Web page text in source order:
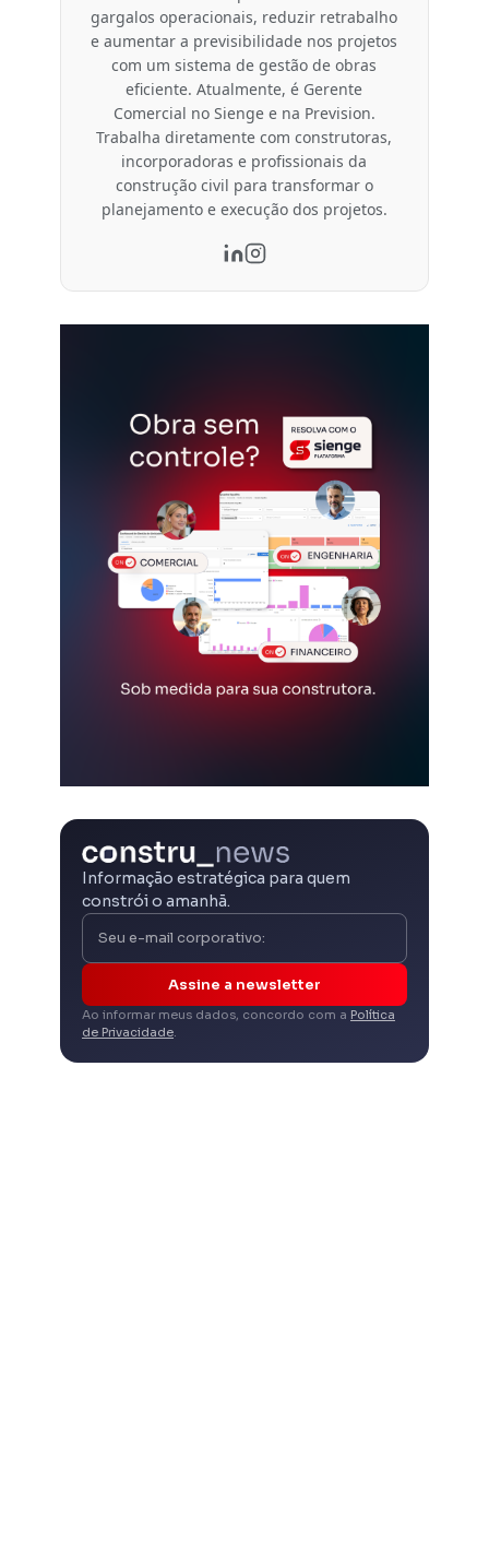
gargalos operacionais, reduzir retrabalho
e aumentar a previsibilidade nos projetos
com um sistema de gestão de obras
eficiente. Atualmente, é Gerente
Comercial no Sienge e na Prevision.
Trabalha diretamente com construtoras,
incorporadoras e profissionais da
construção civil para transformar o
planejamento e execução dos projetos.
Informação estratégica para quem
constrói o amanhã.
Assine a newsletter
Ao informar meus dados, concordo com a Política
de Privacidade